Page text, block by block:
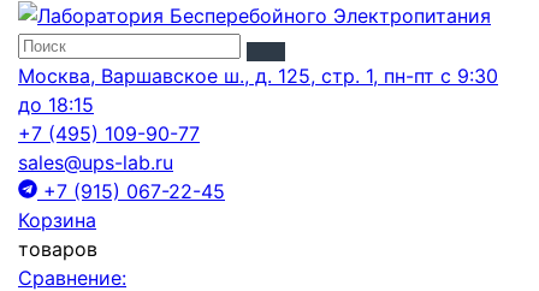
Москва, Варшавское ш., д. 125, стр. 1, пн-пт с 9:30
до 18:15
+7 (495) 109-90-77
sales@ups-lab.ru
+7 (915) 067-22-45
Корзина
товаров
Сравнение: